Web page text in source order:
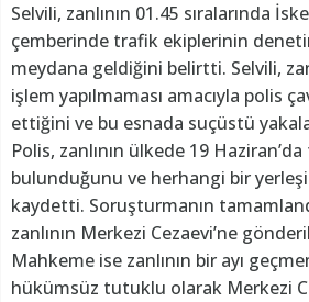
Selvili, zanlının 01.45 sıralarında
çemberinde trafik ekiplerinin
meydana geldiğini belirtti. Selvili,
işlem yapılmaması amacıyla polis
ettiğini ve bu esnada suçüstü
Polis, zanlının ülkede 19
bulunduğunu ve herhangi bir yerleşik
kaydetti. Soruşturmanın
zanlının Merkezi Cezaevi’ne
Mahkeme ise zanlının bir ayı
hükümsüz tutuklu olarak Merkezi